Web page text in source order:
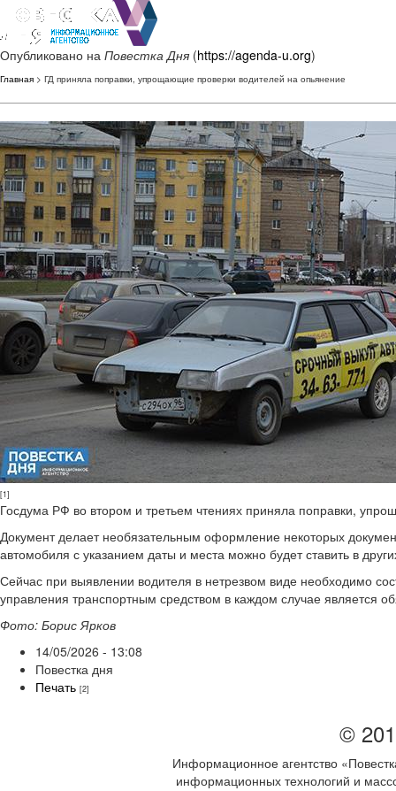
Опубликовано на Повестка Дня (https://agenda-u.org)
Главная > ГД приняла поправки, упрощающие проверки водителей на опьянение
[1]
Госдума РФ во втором и третьем чтениях приняла поправки,
Документ делает необязательным оформление некоторых
автомобиля с указанием даты и места можно будет ставить в
Сейчас при выявлении водителя в нетрезвом виде необходимо
управления транспортным средством в каждом случае является
Фото: Борис Ярков
14/05/2026 - 13:08
Повестка дня
Печать [2]
©
Информационное агентство
информационных технологий и